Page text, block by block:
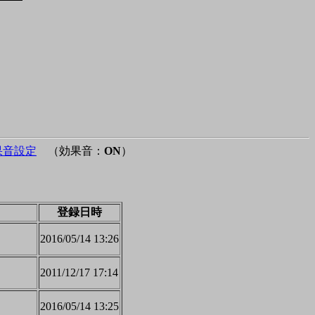
設定 （効果音： ON）
登録日時
2016/05/14 13:26
2011/12/17 17:14
2016/05/14 13:25